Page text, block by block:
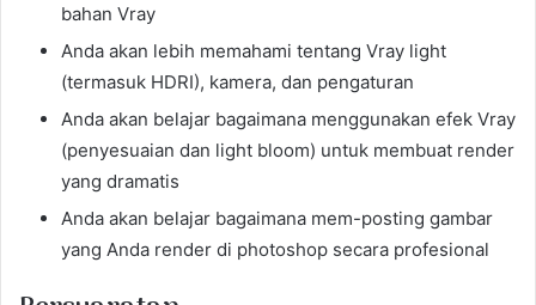
bahan Vray
Anda akan lebih memahami tentang Vray light
(termasuk HDRI), kamera, dan pengaturan
Anda akan belajar bagaimana menggunakan efek Vray
(penyesuaian dan light bloom) untuk membuat render
yang dramatis
Anda akan belajar bagaimana mem-posting gambar
yang Anda render di photoshop secara profesional